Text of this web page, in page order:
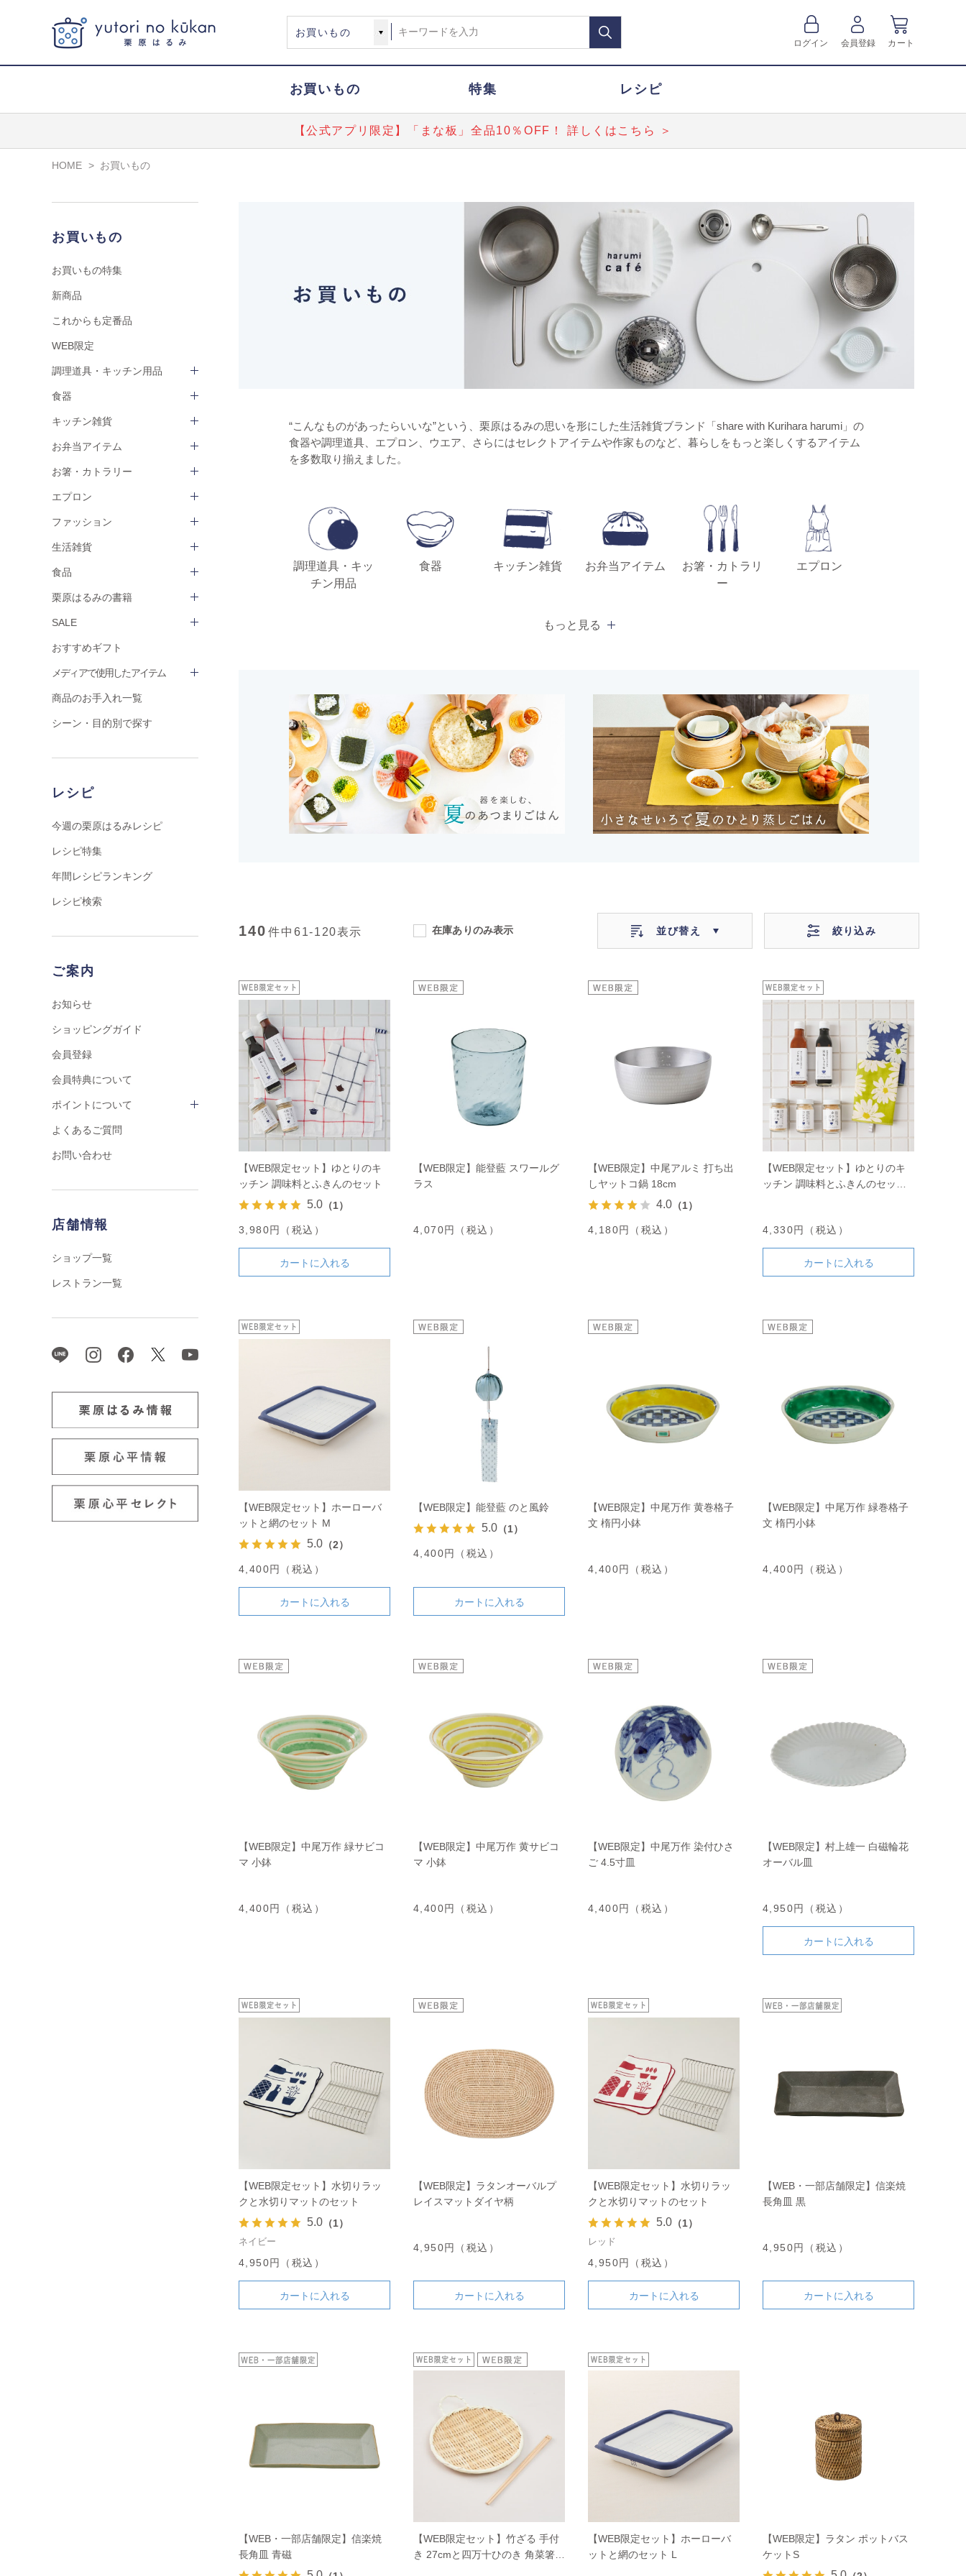
ログイン 会員登録 カート
お買いもの 特集 レシピ
【公式アプリ限定】「まな板」全品10％OFF！ 詳しくはこちら ＞
HOME > お買いもの
お買いもの
お買いもの特集
新商品
これからも定番品
WEB限定
調理道具・キッチン用品
食器
キッチン雑貨
お弁当アイテム
お箸・カトラリー
エプロン
ファッション
生活雑貨
食品
栗原はるみの書籍
SALE
おすすめギフト
メディアで使用したアイテム
商品のお手入れ一覧
シーン・目的別で探す
レシピ
今週の栗原はるみレシピ
レシピ特集
年間レシピランキング
レシピ検索
ご案内
お知らせ
ショッピングガイド
会員登録
会員特典について
ポイントについて
よくあるご質問
お問い合わせ
店舗情報
ショップ一覧
レストラン一覧
“こんなものがあったらいいな”という、栗原はるみの思いを形にした生活雑貨ブランド「share with Kurihara harumi」の
食器や調理道具、エプロン、ウエア、さらにはセレクトアイテムや作家ものなど、暮らしをもっと楽しくするアイテム
を多数取り揃えました。
調理道具・キッ
チン用品
食器 キッチン雑貨 お弁当アイテム
お箸・カトラリ
ー
エプロン
140 件中 61-120表示 在庫ありのみ表示 並び替え 絞り込み
【WEB限定セット】ゆとりのキ
ッチン 調味料とふきんのセット
5.0 （1）
3,980円（税込）
カートに入れる
【WEB限定】能登藍 スワールグ
ラス
4,070円（税込）
【WEB限定】中尾アルミ 打ち出
しヤットコ鍋 18cm
4.0 （1）
4,180円（税込）
【WEB限定セット】ゆとりのキ
ッチン 調味料とふきんのセット
4,330円（税込）
カートに入れる
【WEB限定セット】ホーローバ
ットと網のセット M
5.0 （2）
4,400円（税込）
カートに入れる
【WEB限定】能登藍 のと風鈴
5.0 （1）
4,400円（税込）
カートに入れる
【WEB限定】中尾万作 黄巻格子
文 楕円小鉢
4,400円（税込）
【WEB限定】中尾万作 緑巻格子
文 楕円小鉢
4,400円（税込）
【WEB限定】中尾万作 緑サビコ
マ 小鉢
4,400円（税込）
【WEB限定】中尾万作 黄サビコ
マ 小鉢
4,400円（税込）
【WEB限定】中尾万作 染付ひさ
ご 4.5寸皿
4,400円（税込）
【WEB限定】村上雄一 白磁輪花
オーバル皿
4,950円（税込）
カートに入れる
【WEB限定セット】水切りラッ
クと水切りマットのセット
5.0 （1）
ネイビー
4,950円（税込）
カートに入れる
【WEB限定】ラタンオーバルプ
レイスマットダイヤ柄
4,950円（税込）
カートに入れる
【WEB限定セット】水切りラッ
クと水切りマットのセット
5.0 （1）
レッド
4,950円（税込）
カートに入れる
【WEB・一部店舗限定】信楽焼
長角皿 黒
4,950円（税込）
カートに入れる
【WEB・一部店舗限定】信楽焼
長角皿 青磁
【WEB限定セット】竹ざる 手付
き 27cmと四万十ひのき 角菜箸の
【WEB限定セット】ホーローバ
ットと網のセット L
【WEB限定】ラタン ポットバス
ケットS